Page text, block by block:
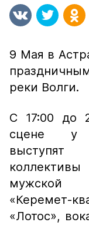
9 Мая в
реки Волги.
С 17:00 до
сцене у
мужской
«Керемет-
«Лотос»,